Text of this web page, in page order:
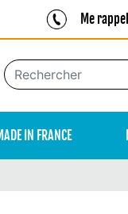
Me
IN FRANCE